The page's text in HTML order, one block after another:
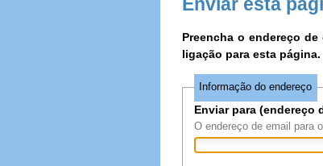
Enviar esta
Preencha o endereço
ligação para esta página.
Informação do endereço
Enviar para (endereço
O endereço de email para